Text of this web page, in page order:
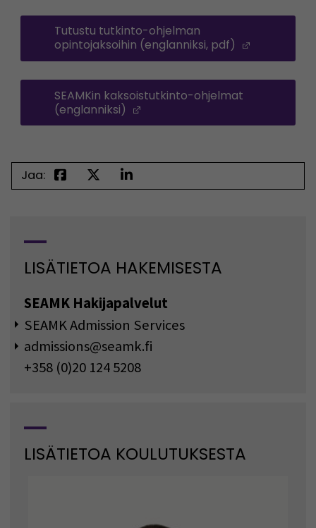
Tutustu tutkinto-ohjelman
opintojaksoihin (englanniksi, pdf)
SEAMKin kaksoistutkinto-ohjelmat
(englanniksi)
Jaa:
LISÄTIETOA HAKEMISESTA
SEAMK Hakijapalvelut
SEAMK Admission Services
admissions@seamk.fi
+358 (0)20 124 5208
LISÄTIETOA KOULUTUKSESTA